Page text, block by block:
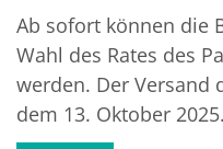
Ab sofort können die
Wahl des Rates des
werden. Der Versand
dem 13. Oktober